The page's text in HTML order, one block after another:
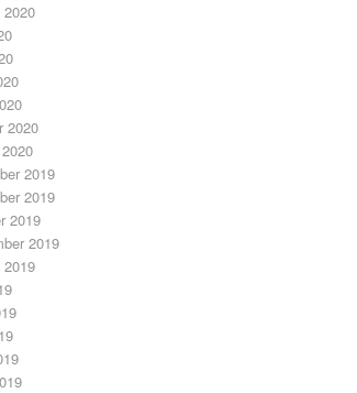
2020
2019
2019
2019
2019